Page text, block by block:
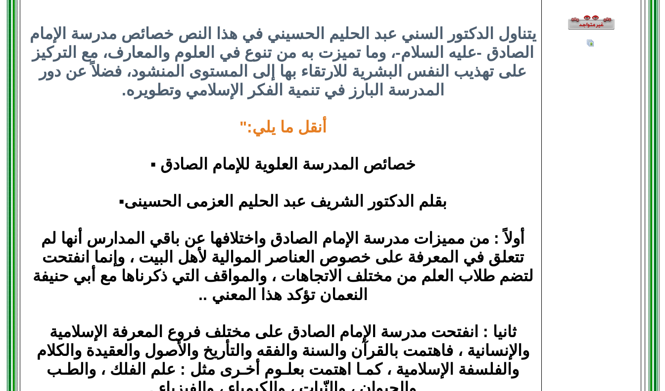
يتناول الدكتور السني عبد الحليم الحسيني في هذا النص خصائص مدرسة الإمام
الصادق -عليه السلام-، وما تميزت به من تنوع في العلوم والمعارف، مع التركيز
على تهذيب النفس البشرية للارتقاء بها إلى المستوى المنشود، فضلاً عن دور
المدرسة البارز في تنمية الفكر الإسلامي وتطويره.
أنقل ما يلي:"
خصائص المدرسة العلوية للإمام الصادق ▪︎
بقلم الدكتور الشريف عبد الحليم العزمى الحسينى▪︎
أولاً : من مميزات مدرسة الإمام الصادق واختلافها عن باقي المدارس أنها لم
تتعلق في المعرفة على خصوص العناصر الموالية لأهل البيت ، وإنما انفتحت
لتضم طلاب العلم من مختلف الاتجاهات ، والمواقف التي ذكرناها مع أبي حنيفة
النعمان تؤكد هذا المعني ..
ثانيا : انفتحت مدرسة الإمام الصادق على مختلف فروع المعرفة الإسلامية
والإنسانية ، فاهتمت بالقرآن والسنة والفقه والتأريخ والأصول والعقيدة والكلام
والفلسفة الإسلامية ، كمـا اهتمت بعلـوم أخـرى مثل : علم الفلك ، والطـب